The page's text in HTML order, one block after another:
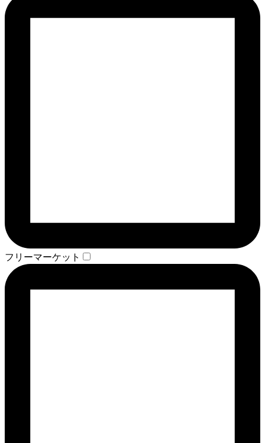
フリーマーケット